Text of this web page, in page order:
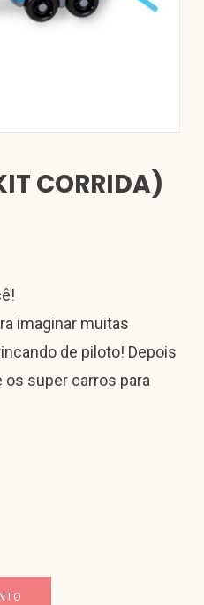
CORRIDA)
imaginar muitas
de piloto! Depois
os super carros para